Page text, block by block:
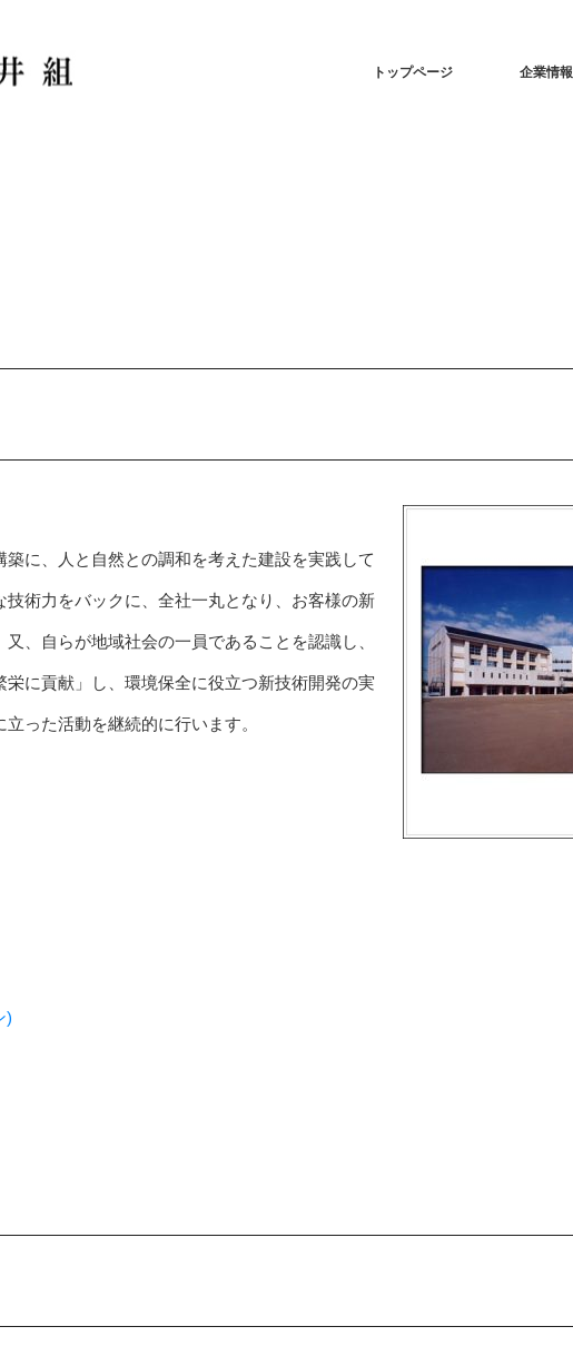
トップページ 企業情報
に、人と自然との調和を考えた建設を実践して
技術力をバックに、全社一丸となり、お客様の新
、自らが地域社会の一員であることを認識し、
に貢献」し、環境保全に役立つ新技術開発の実
った活動を継続的に行います。
)